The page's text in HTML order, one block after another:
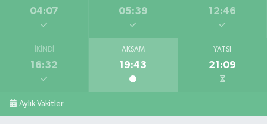
04:07 05:39 12:46
İKINDI
16:32
AKŞAM
19:43
YATSI
21:09
Aylık Vakitler